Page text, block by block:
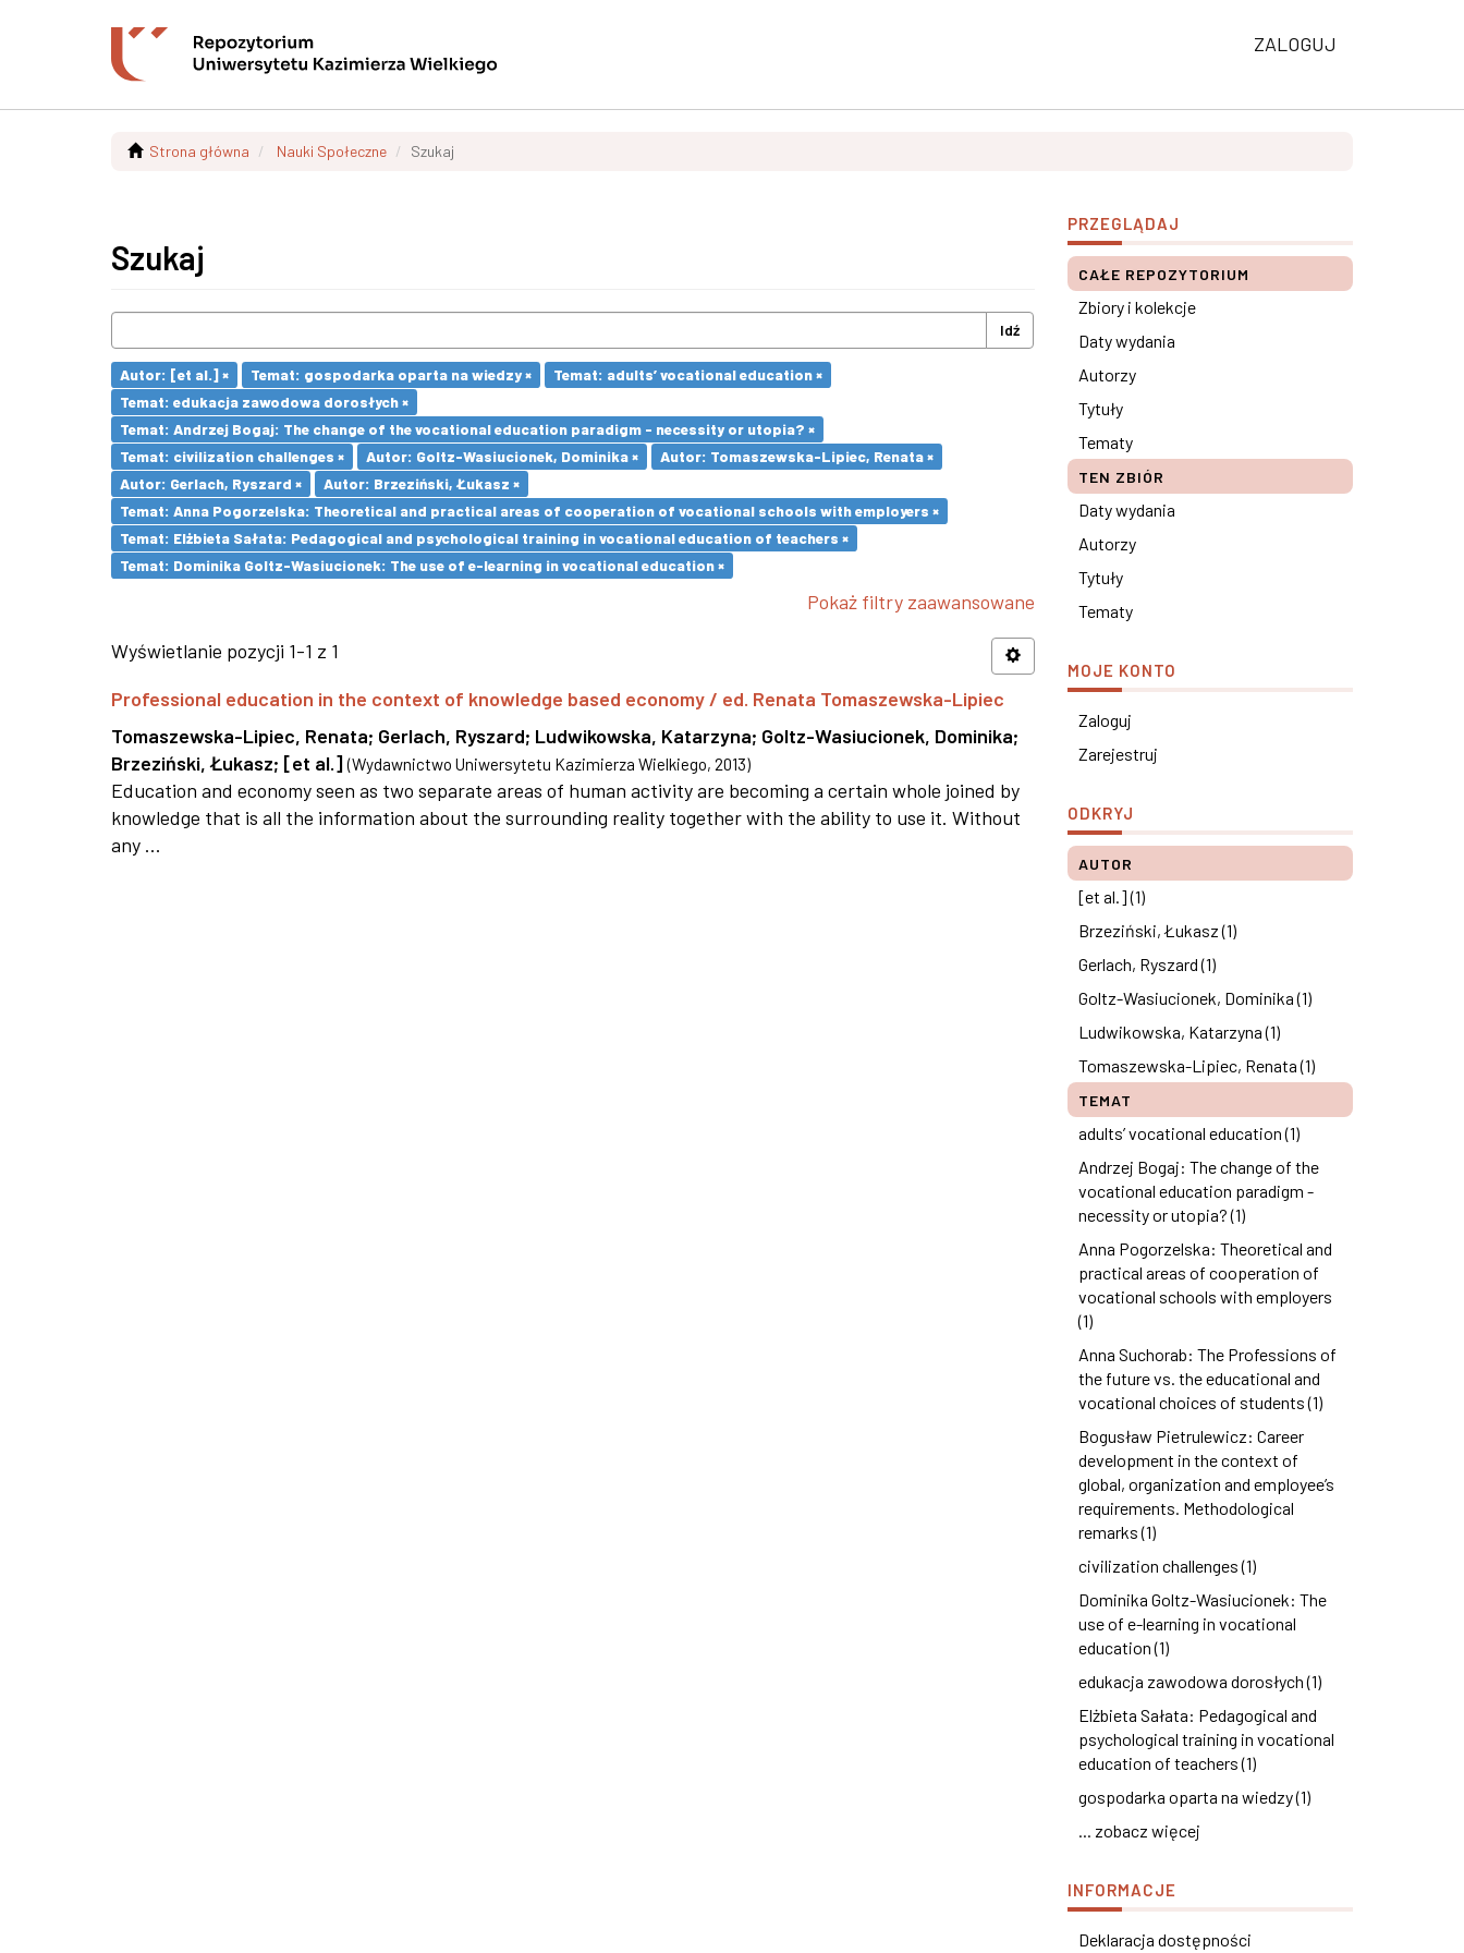
ZALOGUJ
Strona główna Nauki Społeczne Szukaj
Szukaj
Idź
Autor: [et al.] × Temat: gospodarka oparta na wiedzy ×
Temat: adults’ vocational education ×
Temat: edukacja zawodowa dorosłych ×
Temat: Andrzej Bogaj: The change of the vocational education paradigm - necessity or utopia? ×
Temat: civilization challenges ×
Autor: Goltz-Wasiucionek, Dominika ×
Autor: Tomaszewska-Lipiec, Renata ×
Autor: Gerlach, Ryszard ×
Autor: Brzeziński, Łukasz ×
Temat: Anna Pogorzelska: Theoretical and practical areas of cooperation of vocational schools with employers ×
Temat: Elżbieta Sałata: Pedagogical and psychological training in vocational education of teachers ×
Temat: Dominika Goltz-Wasiucionek: The use of e-learning in vocational education ×
Pokaż filtry zaawansowane
Wyświetlanie pozycji 1-1 z 1
Professional education in the context of knowledge based economy / ed. Renata Tomaszewska-Lipiec
Tomaszewska-Lipiec, Renata; Gerlach, Ryszard; Ludwikowska, Katarzyna; Goltz-Wasiucionek, Dominika;
Brzeziński, Łukasz; [et al.] (Wydawnictwo Uniwersytetu Kazimierza Wielkiego, 2013)
Education and economy seen as two separate areas of human activity are becoming a certain whole joined by
knowledge that is all the information about the surrounding reality together with the ability to use it. Without
any ...
PRZEGLĄDAJ
CAŁE REPOZYTORIUM
Zbiory i kolekcje
Daty wydania
Autorzy
Tytuły
Tematy
TEN ZBIÓR
Daty wydania
Autorzy
Tytuły
Tematy
MOJE KONTO
Zaloguj
Zarejestruj
ODKRYJ
AUTOR
[et al.] (1)
Brzeziński, Łukasz (1)
Gerlach, Ryszard (1)
Goltz-Wasiucionek, Dominika (1)
Ludwikowska, Katarzyna (1)
Tomaszewska-Lipiec, Renata (1)
TEMAT
adults’ vocational education (1)
Andrzej Bogaj: The change of the
vocational education paradigm -
necessity or utopia? (1)
Anna Pogorzelska: Theoretical and
practical areas of cooperation of
vocational schools with employers
(1)
Anna Suchorab: The Professions of
the future vs. the educational and
vocational choices of students (1)
Bogusław Pietrulewicz: Career
development in the context of
global, organization and employee’s
requirements. Methodological
remarks (1)
civilization challenges (1)
Dominika Goltz-Wasiucionek: The
use of e-learning in vocational
education (1)
edukacja zawodowa dorosłych (1)
Elżbieta Sałata: Pedagogical and
psychological training in vocational
education of teachers (1)
gospodarka oparta na wiedzy (1)
... zobacz więcej
INFORMACJE
Deklaracja dostępności